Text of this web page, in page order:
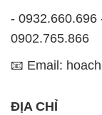
- 0932.660.696
0902.765.866
📧 Email:
ĐỊA CHỈ